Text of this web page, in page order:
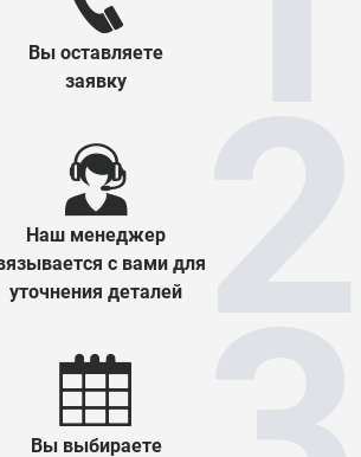
Вы оставляете
заявку
Наш менеджер
с вами для
уточнения деталей
Вы выбираете